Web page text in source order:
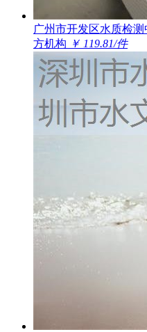
广州市开发区水质检
方机构 ￥ 119.81/件